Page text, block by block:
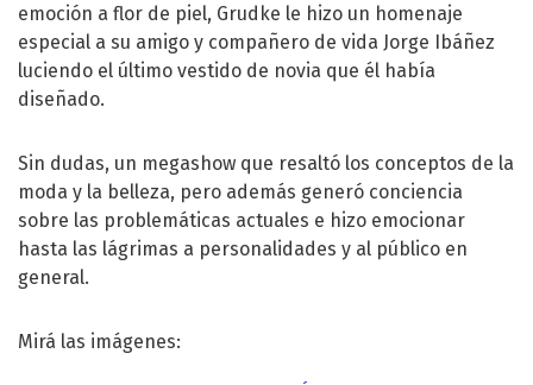
emoción a flor de piel, Grudke le hizo un homenaje
especial a su amigo y compañero de vida Jorge Ibáñez
luciendo el último vestido de novia que él había
diseñado.
Sin dudas, un megashow que resaltó los conceptos de la
moda y la belleza, pero además generó conciencia
sobre las problemáticas actuales e hizo emocionar
hasta las lágrimas a personalidades y al público en
general.
Mirá las imágenes: